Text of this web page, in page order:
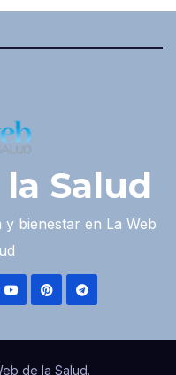
Salud
bienestar en La Web
de la Salud.